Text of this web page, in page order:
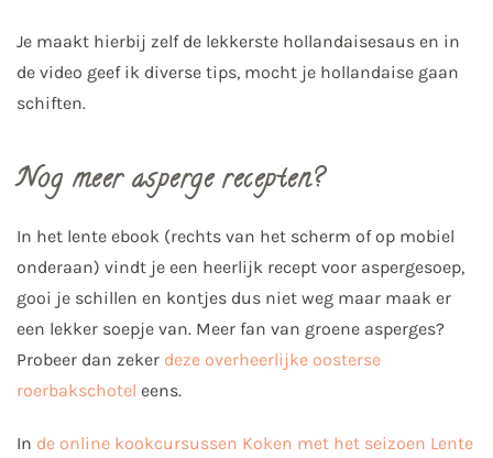
Je maakt hierbij zelf de lekkerste hollandaisesaus en in
de video geef ik diverse tips, mocht je hollandaise gaan
schiften.
Nog meer asperge recepten?
In het lente ebook (rechts van het scherm of op mobiel
onderaan) vindt je een heerlijk recept voor aspergesoep,
gooi je schillen en kontjes dus niet weg maar maak er
een lekker soepje van. Meer fan van groene asperges?
Probeer dan zeker deze overheerlijke oosterse
roerbakschotel eens.
In de online kookcursussen Koken met het seizoen Lente